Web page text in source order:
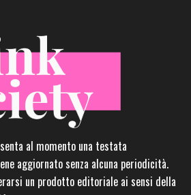
al momento una testata
aggiornato senza alcuna periodicità.
un prodotto editoriale ai sensi della